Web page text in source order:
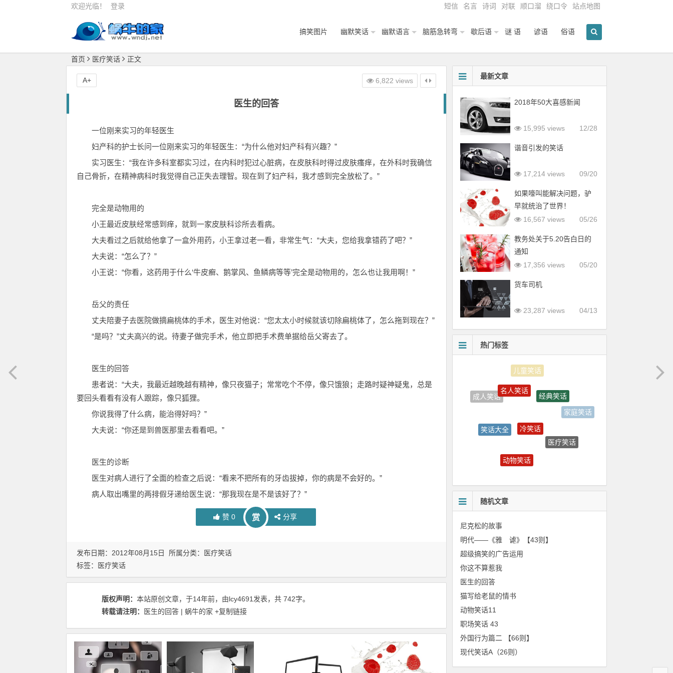
欢迎光临！ 登录 短信 名言 诗词 对联 顺口溜 绕口令 站点地图
搞笑图片 幽默笑话 幽默语言 脑筋急转弯 歇后语 谜 语 谚语 俗语
首页 医疗笑话 正文
医生的回答
一位刚来实习的年轻医生
妇产科的护士长问一位刚来实习的年轻医生：“为什么他对妇产科有兴趣？”
实习医生：“我在许多科室都实习过，在内科时犯过心脏病，在皮肤科时得过皮肤瘙痒，在外科时我确信
自己骨折，在精神病科时我觉得自己正失去理智。现在到了妇产科，我才感到完全放松了。”
完全是动物用的
小王最近皮肤经常感到痒，就到一家皮肤科诊所去看病。
大夫看过之后就给他拿了一盒外用药，小王拿过老一看，非常生气：“大夫，您给我拿错药了吧？”
大夫说：“怎么了？”
小王说：“你看，这药用于什么‘牛皮癣、鹅掌风、鱼鳞病等等’完全是动物用的，怎么也让我用啊！”
岳父的责任
丈夫陪妻子去医院做摘扁桃体的手术，医生对他说：“您太太小时候就该切除扁桃体了，怎么拖到现在？”
“是吗？”丈夫高兴的说。待妻子做完手术，他立即把手术费单据给岳父寄去了。
医生的回答
患者说：“大夫，我最近越晚越有精神，像只夜猫子；常常吃个不停，像只饿狼；走路时疑神疑鬼，总是
要回头看看有没有人跟踪，像只狐狸。
你说我得了什么病，能治得好吗？”
大夫说：“你还是到兽医那里去看看吧。”
医生的诊断
医生对病人进行了全面的检查之后说：“看来不把所有的牙齿拔掉，你的病是不会好的。”
病人取出嘴里的两排假牙递给医生说：“那我现在是不是该好了？”
赞0 赏 分享
6,822 views
A+
发布日期：2012年08月15日 所属分类：
医疗笑话
标签：
医疗笑话
版权声明： 本站原创文章，于14年前，由lcy4691 发表，共 742字。
转载请注明：
医生的回答 | 蜗牛的家 +复制链接
最新文章
2018年50大喜感新闻
12/28
15,995 views
谐音引发的笑话
09/20
17,214 views
如果嚎叫能解决问题，驴
早就统治了世界！
05/26
16,567 views
教务处关于5.20告白日的
通知
05/20
17,356 views
货车司机
04/13
23,287 views
热门标签
成人笑话
名人笑话
经典笑话
家庭笑话
笑话大全
医疗笑话
动物笑话
随机文章
尼克松的故事
明代——《雅 谑》【43则】
超级搞笑的广告运用
你这不算惹我
医生的回答
猫写给老鼠的情书
动物笑话11
职场笑话 43
外国行为篇二 【66则】
现代笑话A（26则）